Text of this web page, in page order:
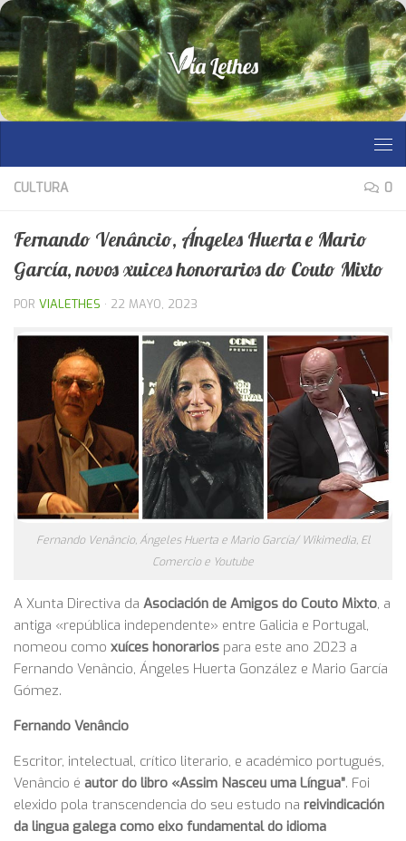
Saltar al contenido
CULTURA 0
Fernando Venâncio, Ángeles Huerta e Mario
García, novos xuices honorarios do Couto Mixto
POR VIALETHES · 22 MAYO, 2023
Fernando Venâncio, Ángeles Huerta e Mario García/ Wikimedia, El
Comercio e Youtube
A Xunta Directiva da Asociación de Amigos do Couto Mixto, a
antiga «república independente» entre Galicia e Portugal,
nomeou como xuíces honorarios para este ano 2023 a
Fernando Venâncio, Ángeles Huerta González e Mario García
Gómez.
Fernando Venâncio
Escritor, intelectual, crítico literario, e académico portugués,
Venâncio é autor do libro «Assim Nasceu uma Língua”. Foi
elexido pola transcendencia do seu estudo na reivindicación
da lingua galega como eixo fundamental do idioma